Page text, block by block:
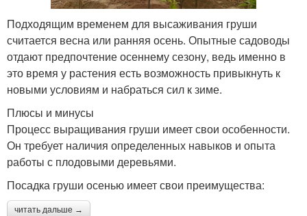
Подходящим временем для высаживания груши
считается весна или ранняя осень. Опытные садоводы
отдают предпочтение осеннему сезону, ведь именно в
это время у растения есть возможность привыкнуть к
новыми условиям и набраться сил к зиме.
Плюсы и минусы
Процесс выращивания груши имеет свои особенности.
Он требует наличия определенных навыков и опыта
работы с плодовыми деревьями.
Посадка груши осенью имеет свои преимущества:
читать дальше →